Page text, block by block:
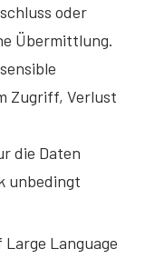
oder
Übermittlung.
Zugriff, Verlust
die Daten
unbedingt
Large Language